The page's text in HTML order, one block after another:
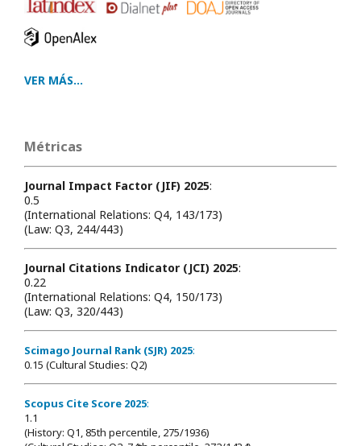
VER MÁS...
Métricas
Journal Impact Factor (JIF) 2025:
0.5
(International Relations: Q4, 143/173)
(Law: Q3, 244/443)
Journal Citations Indicator (JCI) 2025:
0.22
(International Relations: Q4, 150/173)
(Law: Q3, 320/443)
Scimago Journal Rank (SJR) 2025:
0.15 (Cultural Studies: Q2)
Scopus Cite Score 2025:
1.1
(History: Q1, 85th percentile, 275/1936)